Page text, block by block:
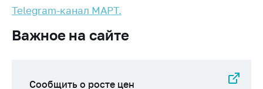
Применение мер
нетарифного
регулирования
Telegram-канал МАРТ.
Важное на сайте
Сообщить о росте цен